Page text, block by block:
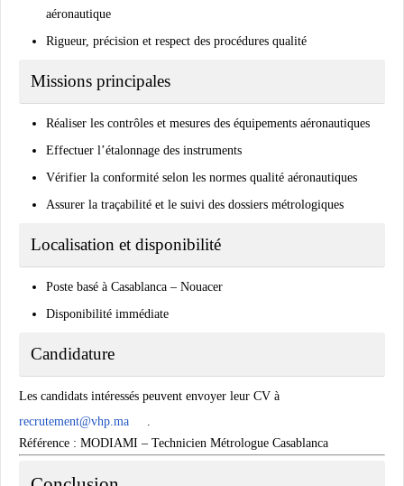
aéronautique
Rigueur, précision et respect des procédures qualité
Missions principales
Réaliser les contrôles et mesures des équipements aéronautiques
Effectuer l’étalonnage des instruments
Vérifier la conformité selon les normes qualité aéronautiques
Assurer la traçabilité et le suivi des dossiers métrologiques
Localisation et disponibilité
Poste basé à Casablanca – Nouacer
Disponibilité immédiate
Candidature
Les candidats intéressés peuvent envoyer leur CV à
recrutement@vhp.ma
Référence : MODIAMI – Technicien Métrologue Casablanca